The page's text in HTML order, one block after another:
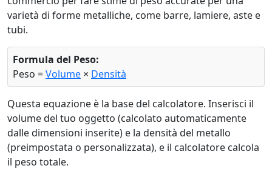
varietà di forme metalliche, come barre, lamiere, aste e
tubi.
Formula del Peso:
Peso =Volume × Densità
Questa equazione è la base del calcolatore. Inserisci il
volume del tuo oggetto (calcolato automaticamente
dalle dimensioni inserite) e la densità del metallo
(preimpostata o personalizzata), e il calcolatore calcola
il peso totale.